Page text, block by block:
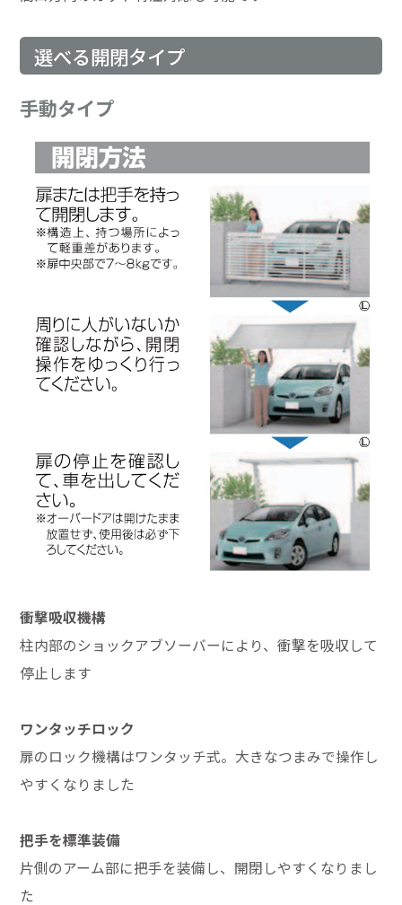
選べる開閉タイプ
手動タイプ
衝撃吸収機構
柱内部のショックアブソーバーにより、衝撃を吸収して
停止します
ワンタッチロック
扉のロック機構はワンタッチ式。大きなつまみで操作し
やすくなりました
把手を標準装備
片側のアーム部に把手を装備し、開閉しやすくなりまし
た